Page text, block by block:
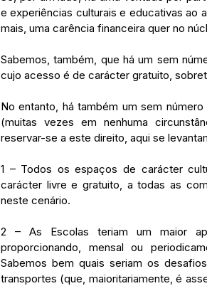
e experiências culturais e educativas ao
mais, uma carência financeira quer no
Sabemos, também, que há um sem
cujo acesso é de carácter gratuito,
No entanto, há também um sem
(muitas vezes em nenhuma
reservar-se a este direito, aqui se
1 – Todos os espaços de carácter
carácter livre e gratuito, a todas as
neste cenário.
2 – As Escolas teriam um maior
proporcionando, mensal ou
Sabemos bem quais seriam os
transportes (que, maioritariamente, é